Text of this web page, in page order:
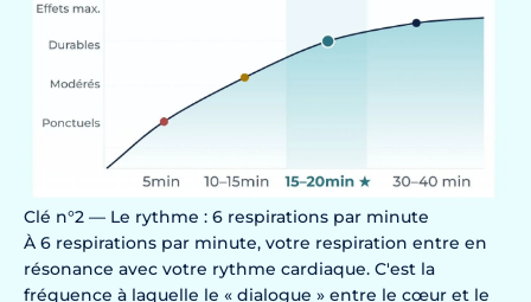
Clé n°2 — Le rythme : 6 respirations par minute
À 6 respirations par minute, votre respiration entre en
résonance avec votre rythme cardiaque. C'est la
fréquence à laquelle le « dialogue » entre le cœur et le